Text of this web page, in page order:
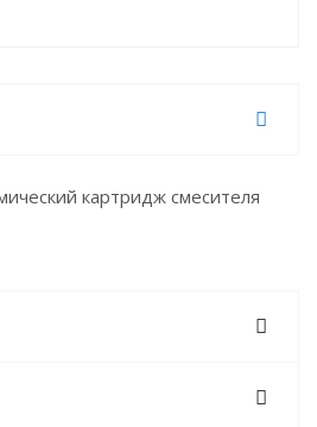
картридж смесителя